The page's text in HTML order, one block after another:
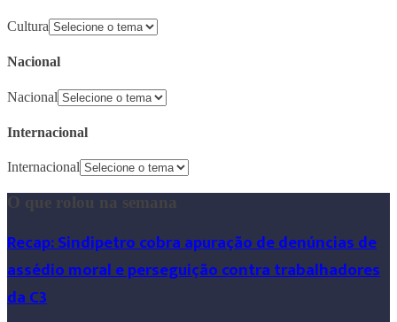
Cultura
Nacional
Nacional
Internacional
Internacional
O que rolou na semana
Recap: Sindipetro cobra apuração de denúncias de
assédio moral e perseguição contra trabalhadores
da C3